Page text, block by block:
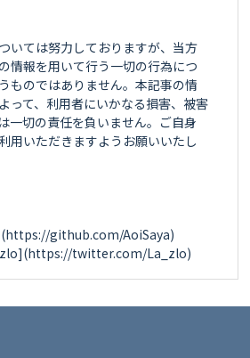
いては努力しておりますが、当方
情報を用いて行う一切の行為につ
ものではありません。本記事の情
って、利用者にいかなる損害、被害
一切の責任を負いません。ご自身
用いただきますようお願いいたし
github.com/AoiSaya)